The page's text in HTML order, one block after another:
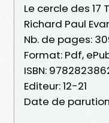
Le cercle des 17
Richard Paul
Nb. de pages:
Format: Pdf,
ISBN:
Editeur: 12-21
Date de